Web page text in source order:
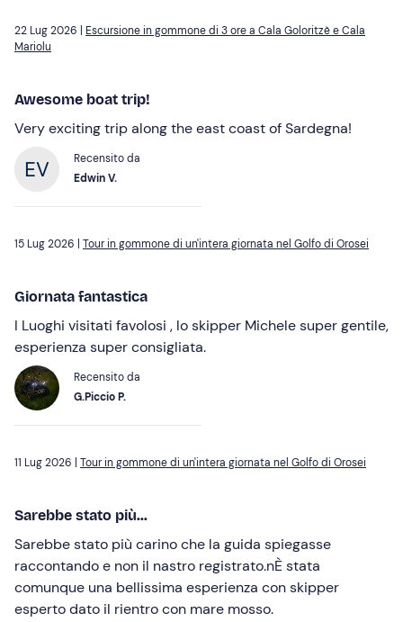
22 Lug 2026 | Escursione in gommone di 3 ore a Cala Goloritzè e Cala
Mariolu
Awesome boat trip!
Very exciting trip along the east coast of Sardegna!
Recensito da
Edwin V.
15 Lug 2026 | Tour in gommone di un'intera giornata nel Golfo di Orosei
Giornata fantastica
I Luoghi visitati favolosi , lo skipper Michele super gentile,
esperienza super consigliata.
Recensito da
G.Piccio P.
11 Lug 2026 | Tour in gommone di un'intera giornata nel Golfo di Orosei
Sarebbe stato più...
Sarebbe stato più carino che la guida spiegasse
raccontando e non il nastro registrato.nÈ stata
comunque una bellissima esperienza con skipper
esperto dato il rientro con mare mosso.